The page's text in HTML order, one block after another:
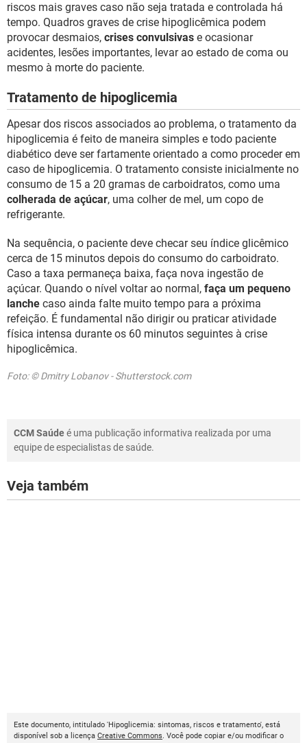
riscos mais graves caso não seja tratada e controlada há
tempo. Quadros graves de crise hipoglicêmica podem
provocar desmaios, crises convulsivas e ocasionar
acidentes, lesões importantes, levar ao estado de coma ou
mesmo à morte do paciente.
Tratamento de hipoglicemia
Apesar dos riscos associados ao problema, o tratamento da
hipoglicemia é feito de maneira simples e todo paciente
diabético deve ser fartamente orientado a como proceder em
caso de hipoglicemia. O tratamento consiste inicialmente no
consumo de 15 a 20 gramas de carboidratos, como uma
colherada de açúcar, uma colher de mel, um copo de
refrigerante.
Na sequência, o paciente deve checar seu índice glicêmico
cerca de 15 minutos depois do consumo do carboidrato.
Caso a taxa permaneça baixa, faça nova ingestão de
açúcar. Quando o nível voltar ao normal, faça um pequeno
lanche caso ainda falte muito tempo para a próxima
refeição. É fundamental não dirigir ou praticar atividade
física intensa durante os 60 minutos seguintes à crise
hipoglicêmica.
Foto: © Dmitry Lobanov - Shutterstock.com
CCM Saúdeé uma publicação informativa realizada por uma
equipe de especialistas de saúde.
Veja também
Este documento, intitulado 'Hipoglicemia: sintomas, riscos e tratamento', está
disponível sob a licença Creative Commons. Você pode copiar e/ou modificar o